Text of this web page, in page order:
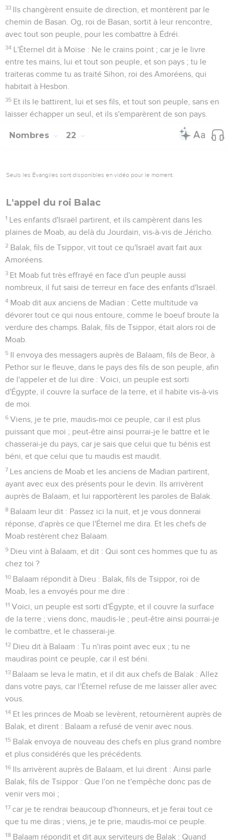
33 Ils changèrent ensuite de direction, et montèrent par le
chemin de Basan. Og, roi de Basan, sortit à leur rencontre,
avec tout son peuple, pour les combattre à Édréi.
34 L'Éternel dit à Moïse : Ne le crains point ; car je le livre
entre tes mains, lui et tout son peuple, et son pays ; tu le
traiteras comme tu as traité Sihon, roi des Amoréens, qui
habitait à Hesbon.
35 Et ils le battirent, lui et ses fils, et tout son peuple, sans en
laisser échapper un seul, et ils s'emparèrent de son pays.
Nombres 22
Seuls les Évangiles sont disponibles en vidéo pour le moment.
L'appel du roi Balac
1 Les enfants d'Israël partirent, et ils campèrent dans les
plaines de Moab, au delà du Jourdain, vis-à-vis de Jéricho.
2 Balak, fils de Tsippor, vit tout ce qu'Israël avait fait aux
Amoréens.
3 Et Moab fut très effrayé en face d'un peuple aussi
nombreux, il fut saisi de terreur en face des enfants d'Israël.
4 Moab dit aux anciens de Madian : Cette multitude va
dévorer tout ce qui nous entoure, comme le boeuf broute la
verdure des champs. Balak, fils de Tsippor, était alors roi de
Moab.
5 Il envoya des messagers auprès de Balaam, fils de Beor, à
Pethor sur le fleuve, dans le pays des fils de son peuple, afin
de l'appeler et de lui dire : Voici, un peuple est sorti
d'Égypte, il couvre la surface de la terre, et il habite vis-à-vis
de moi.
6 Viens, je te prie, maudis-moi ce peuple, car il est plus
puissant que moi ; peut-être ainsi pourrai-je le battre et le
chasserai-je du pays, car je sais que celui que tu bénis est
béni, et que celui que tu maudis est maudit.
7 Les anciens de Moab et les anciens de Madian partirent,
ayant avec eux des présents pour le devin. Ils arrivèrent
auprès de Balaam, et lui rapportèrent les paroles de Balak.
8 Balaam leur dit : Passez ici la nuit, et je vous donnerai
réponse, d'après ce que l'Éternel me dira. Et les chefs de
Moab restèrent chez Balaam.
9 Dieu vint à Balaam, et dit : Qui sont ces hommes que tu as
chez toi ?
10 Balaam répondit à Dieu : Balak, fils de Tsippor, roi de
Moab, les a envoyés pour me dire :
11 Voici, un peuple est sorti d'Égypte, et il couvre la surface
de la terre ; viens donc, maudis-le ; peut-être ainsi pourrai-je
le combattre, et le chasserai-je.
12 Dieu dit à Balaam : Tu n'iras point avec eux ; tu ne
maudiras point ce peuple, car il est béni.
13 Balaam se leva le matin, et il dit aux chefs de Balak : Allez
dans votre pays, car l'Éternel refuse de me laisser aller avec
vous.
14 Et les princes de Moab se levèrent, retournèrent auprès de
Balak, et dirent : Balaam a refusé de venir avec nous.
15 Balak envoya de nouveau des chefs en plus grand nombre
et plus considérés que les précédents.
16 Ils arrivèrent auprès de Balaam, et lui dirent : Ainsi parle
Balak, fils de Tsippor : Que l'on ne t'empêche donc pas de
venir vers moi ;
17 car je te rendrai beaucoup d'honneurs, et je ferai tout ce
que tu me diras ; viens, je te prie, maudis-moi ce peuple.
18 Balaam répondit et dit aux serviteurs de Balak : Quand